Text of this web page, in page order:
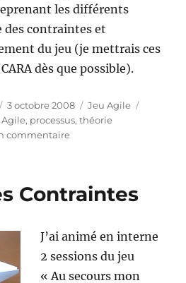
les différents
des contraintes et
du jeu (je mettrais ces
dès que possible).
Publié
le
3 octobre 2008 Catégories
Jeu Agile
Agile, processus,théorie
commentairesur
(bis)
Contraintes
J’ai animé en interne
2 sessions du jeu
« Au secours mon